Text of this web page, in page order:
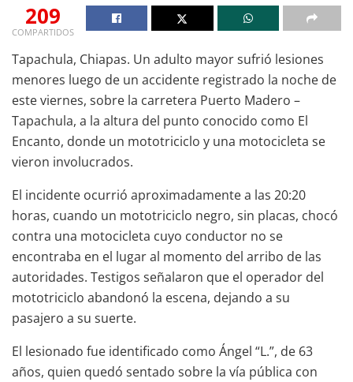
209
COMPARTIDOS
Tapachula, Chiapas. Un adulto mayor sufrió lesiones
menores luego de un accidente registrado la noche de
este viernes, sobre la carretera Puerto Madero –
Tapachula, a la altura del punto conocido como El
Encanto, donde un mototriciclo y una motocicleta se
vieron involucrados.
El incidente ocurrió aproximadamente a las 20:20
horas, cuando un mototriciclo negro, sin placas, chocó
contra una motocicleta cuyo conductor no se
encontraba en el lugar al momento del arribo de las
autoridades. Testigos señalaron que el operador del
mototriciclo abandonó la escena, dejando a su
pasajero a su suerte.
El lesionado fue identificado como Ángel “L.”, de 63
años, quien quedó sentado sobre la vía pública con